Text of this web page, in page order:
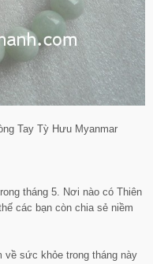
Tay Tỳ Hưu Myanmar
tháng 5. Nơi nào có Thiên
các bạn còn chia sẻ niềm
về sức khỏe trong tháng này